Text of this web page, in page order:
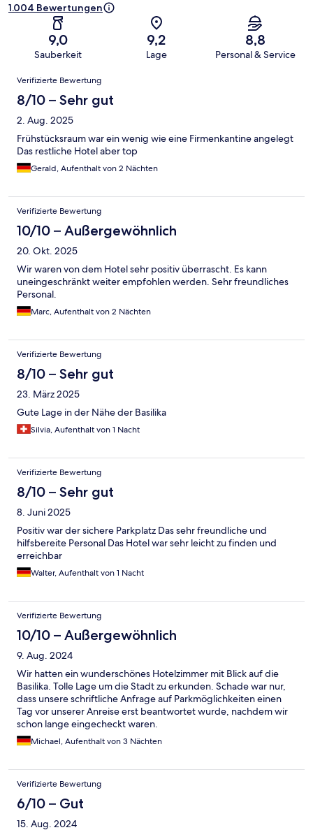
1.004 Bewertungen
9,0
Sauberkeit
9,2
Lage
8,8
Personal & Service
Bewertungen
Verifizierte Bewertung
8/10 – Sehr gut
2. Aug. 2025
Frühstücksraum war ein wenig wie eine Firmenkantine angelegt
Das restliche Hotel aber top
Gerald, Aufenthalt von 2 Nächten
Verifizierte Bewertung
10/10 – Außergewöhnlich
20. Okt. 2025
Wir waren von dem Hotel sehr positiv überrascht. Es kann
uneingeschränkt weiter empfohlen werden. Sehr freundliches
Personal.
Marc, Aufenthalt von 2 Nächten
Verifizierte Bewertung
8/10 – Sehr gut
23. März 2025
Gute Lage in der Nähe der Basilika
Silvia, Aufenthalt von 1 Nacht
Verifizierte Bewertung
8/10 – Sehr gut
8. Juni 2025
Positiv war der sichere Parkplatz Das sehr freundliche und
hilfsbereite Personal Das Hotel war sehr leicht zu finden und
erreichbar
Walter, Aufenthalt von 1 Nacht
Verifizierte Bewertung
10/10 – Außergewöhnlich
9. Aug. 2024
Wir hatten ein wunderschönes Hotelzimmer mit Blick auf die
Basilika. Tolle Lage um die Stadt zu erkunden. Schade war nur,
dass unsere schriftliche Anfrage auf Parkmöglichkeiten einen
Tag vor unserer Anreise erst beantwortet wurde, nachdem wir
schon lange eingecheckt waren.
Michael, Aufenthalt von 3 Nächten
Verifizierte Bewertung
6/10 – Gut
15. Aug. 2024